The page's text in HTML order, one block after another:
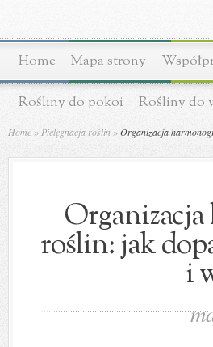
Home Mapa strony
Rośliny do pokoi Rośliny do
Home » Pielęgnacja roślin »Organizacja
roślin: jak
i